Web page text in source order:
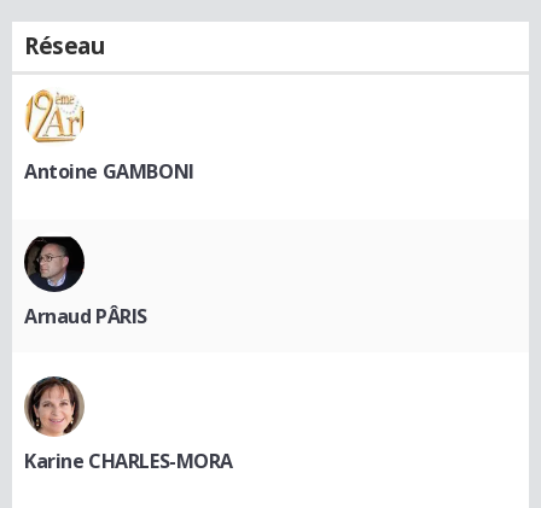
Réseau
Antoine GAMBONI
Arnaud PÂRIS
Karine CHARLES-MORA